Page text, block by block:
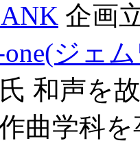
企画
ジェ
和声を
曲学科